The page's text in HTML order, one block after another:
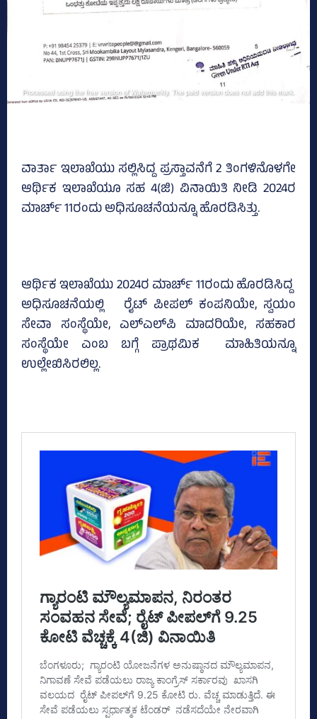
ವಾರ್ತಾ ಇಲಾಖೆಯು ಸಲ್ಲಿಸಿದ್ದ ಪ್ರಸ್ತಾವನೆಗೆ 2 ತಿಂಗಳಿನೊಳಗೇ
ಆರ್ಥಿಕ ಇಲಾಖೆಯೂ ಸಹ 4(ಜಿ) ವಿನಾಯಿತಿ ನೀಡಿ 2024ರ
ಮಾರ್ಚ್‌ 11ರಂದು ಅಧಿಸೂಚನೆಯನ್ನೂ ಹೊರಡಿಸಿತ್ತು.
ಆರ್ಥಿಕ ಇಲಾಖೆಯು 2024ರ ಮಾರ್ಚ್‌ 11ರಂದು ಹೊರಡಿಸಿದ್ದ
ಅಧಿಸೂಚನೆಯಲ್ಲಿ ರೈಟ್‌ ಪೀಪಲ್‌ ಕಂಪನಿಯೇ, ಸ್ವಯಂ
ಸೇವಾ ಸಂಸ್ಥೆಯೇ, ಎಲ್‌ಎಲ್‌ಪಿ ಮಾದರಿಯೇ, ಸಹಕಾರ
ಸಂಸ್ಥೆಯೇ ಎಂಬ ಬಗ್ಗೆ ಪ್ರಾಥಮಿಕ ಮಾಹಿತಿಯನ್ನೂ
ಉಲ್ಲೇಖಿಸಿರಲಿಲ್ಲ.